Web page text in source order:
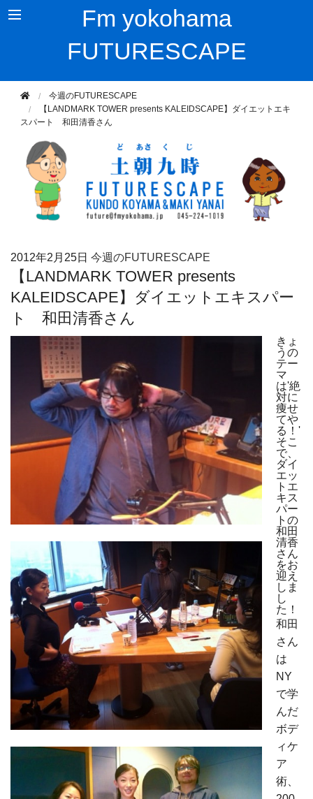
Fm yokohama
FUTURESCAPE
今週のFUTURESCAPE
【LANDMARK TOWER presents KALEIDSCAPE】ダイエットエキ
スパート 和田清香さん
2012年2月25日 今週のFUTURESCAPE
【LANDMARK TOWER presents
KALEIDSCAPE】ダイエットエキスパー
ト 和田清香さん
きょ
うの
テー
マ
は'絶
対に
痩せ
てや
る！'
そこ
で、
ダイ
エッ
トエ
キス
パー
トの
和田
清香
さん
をお
迎え
しま
し
た！
和田
さん
は
NY
で学
んだ
ボデ
ィケ
ア
術、